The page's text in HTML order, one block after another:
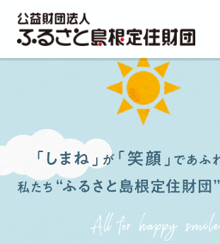
私たちが目指す姿
運営方針
スタッフのひとりごと